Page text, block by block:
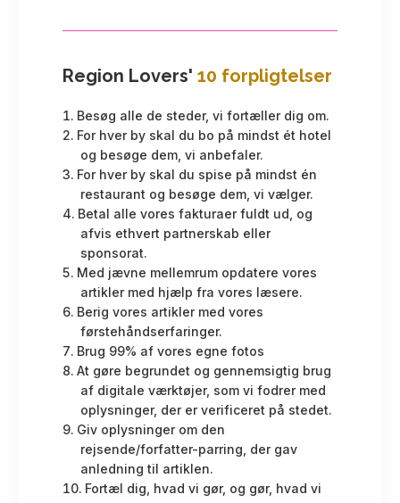
Region Lovers' 10 forpligtelser
Besøg alle de steder, vi fortæller dig om.
For hver by skal du bo på mindst ét hotel
og besøge dem, vi anbefaler.
For hver by skal du spise på mindst én
restaurant og besøge dem, vi vælger.
Betal alle vores fakturaer fuldt ud, og
afvis ethvert partnerskab eller
sponsorat.
Med jævne mellemrum opdatere vores
artikler med hjælp fra vores læsere.
Berig vores artikler med vores
førstehåndserfaringer.
Brug 99% af vores egne fotos
At gøre begrundet og gennemsigtig brug
af digitale værktøjer, som vi fodrer med
oplysninger, der er verificeret på stedet.
Giv oplysninger om den
rejsende/forfatter-parring, der gav
anledning til artiklen.
Fortæl dig, hvad vi gør, og gør, hvad vi